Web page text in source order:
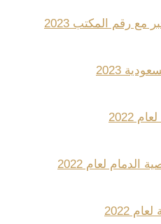
رقم المكتب 2023
2023
2022